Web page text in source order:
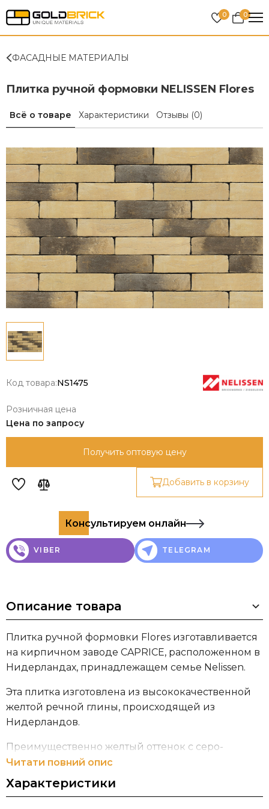
0 0
ФАСАДНЫЕ МАТЕРИАЛЫ
Плитка ручной формовки NELISSEN Flores
Всё о товаре Характеристики Отзывы (0)
Код товара:NS1475
Розничная цена
Цена по запросу
Получить оптовую цену
Добавить в корзину
Консультируем онлайн
VIBER TELEGRAM
Описание товара
Плитка ручной формовки Flores изготавливается
на кирпичном заводе CAPRICE, расположенном в
Нидерландах, принадлежащем семье Nelissen.
Эта плитка изготовлена из высококачественной
желтой речной глины, происходящей из
Нидерландов.
Преимущественно желтый оттенок с серо-
черными оттенками.
* Расход плитки указан из расчета
Читати повний опис
Характеристики